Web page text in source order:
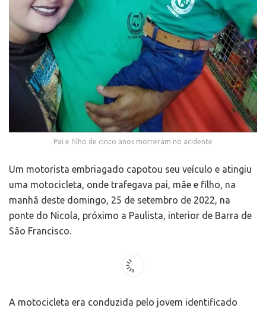
Pai e filho de cinco anos morreram no acidente
Um motorista embriagado capotou seu veículo e atingiu
uma motocicleta, onde trafegava pai, mãe e filho, na
manhã deste domingo, 25 de setembro de 2022, na
ponte do Nicola, próximo a Paulista, interior de Barra de
São Francisco.
A motocicleta era conduzida pelo jovem identificado